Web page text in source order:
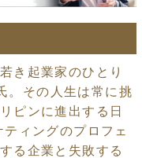
き起業家のひとり
。その人生は常に挑
ピンに進出する日
ィングのプロフェ
る企業と失敗する